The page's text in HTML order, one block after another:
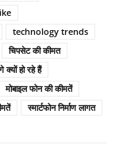
technology trends
चिपसेट की कीमत
क्यों हो रहे हैं
मोबाइल फोन की कीमतें
स्मार्टफोन निर्माण लागत